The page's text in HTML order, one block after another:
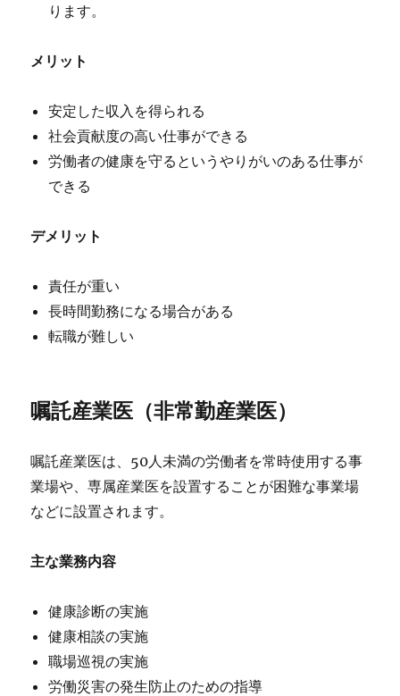
ります。
メリット
安定した収入を得られる
社会貢献度の高い仕事ができる
労働者の健康を守るというやりがいのある仕事が
できる
デメリット
責任が重い
長時間勤務になる場合がある
転職が難しい
嘱託産業医（非常勤産業医）
嘱託産業医は、50人未満の労働者を常時使用する事
業場や、専属産業医を設置することが困難な事業場
などに設置されます。
主な業務内容
健康診断の実施
健康相談の実施
職場巡視の実施
労働災害の発生防止のための指導